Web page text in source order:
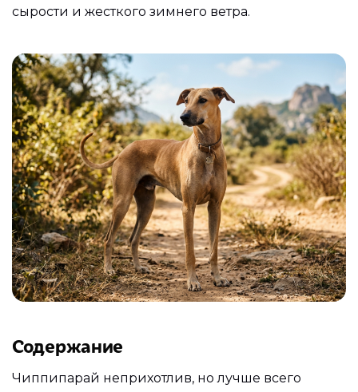
сырости и жесткого зимнего ветра.
Содержание
Чиппипарай неприхотлив, но лучше всего